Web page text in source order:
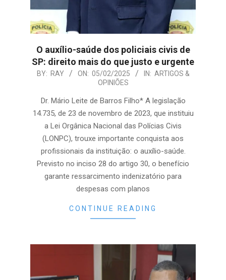
O auxílio-saúde dos policiais civis de
SP: direito mais do que justo e urgente
2025-
BY: RAY ON: 05/02/2025 IN: ARTIGOS &
OPINIÕES
Dr. Mário Leite de Barros Filho* A legislação
14.735, de 23 de novembro de 2023, que instituiu
a Lei Orgânica Nacional das Polícias Civis
(LONPC), trouxe importante conquista aos
profissionais da instituição: o auxílio-saúde.
Previsto no inciso 28 do artigo 30, o benefício
garante ressarcimento indenizatório para
despesas com planos
CONTINUE READING